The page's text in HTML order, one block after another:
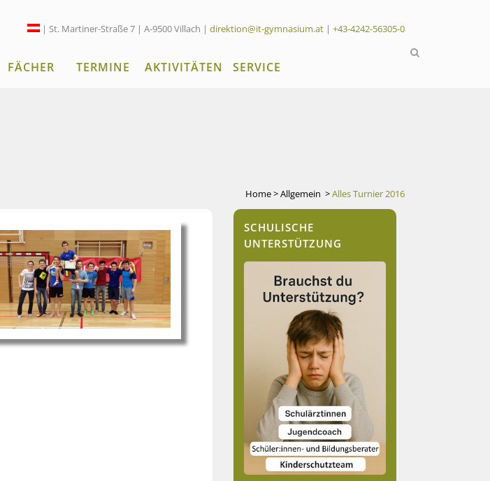
| St. Martiner-Straße 7 | A-9500 Villach | direktion@it-gymnasium.at | +43-4242-56305-0
FÄCHER TERMINE AKTIVITÄTEN SERVICE
Home>Allgemein >Alles Turnier 2016
SCHULISCHE
UNTERSTÜTZUNG